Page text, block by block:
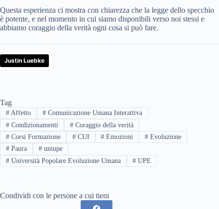
Questa esperienza ci mostra con chiarezza che la legge dello specchio
è potente, e nel momento in cui siamo disponibili verso noi stessi e
abbiamo coraggio della verità ogni cosa si può fare.
Justin Luebke
Tag
#Affetto #Comunicazione Umana Interattiva
#Condizionamenti #Coraggio della verità
#Corsi Formazione #CUI # Emozioni # Evoluzione
#Paura #uniupe
#Università Popolare Evoluzione Umana #UPE
Condividi con le persone a cui tieni